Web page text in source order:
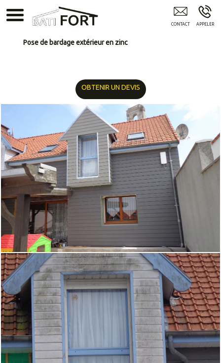
Pose de bardage extérieur en zinc
OBTENIR UN DEVIS